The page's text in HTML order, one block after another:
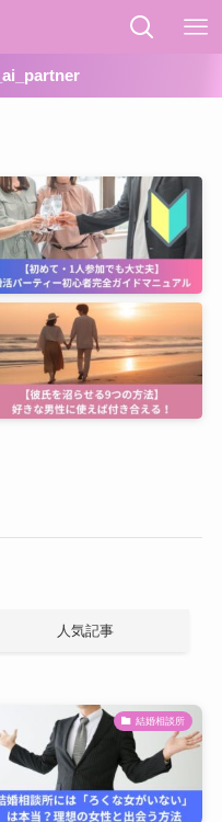
人気記事
結婚相談所